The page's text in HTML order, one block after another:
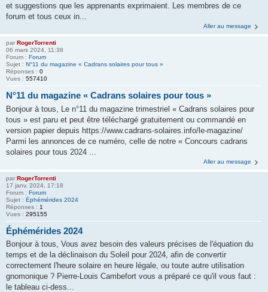
et suggestions que les apprenants exprimaient. Les membres de ce
forum et tous ceux in...
Aller au message
par RogerTorrenti
06 mars 2024, 11:38
Forum : Forum
Sujet : N°11 du magazine « Cadrans solaires pour tous »
Réponses : 0
Vues : 557410
N°11 du magazine « Cadrans solaires pour tous »
Bonjour à tous, Le n°11 du magazine trimestriel « Cadrans solaires pour
tous » est paru et peut être téléchargé gratuitement ou commandé en
version papier depuis https://www.cadrans-solaires.info/le-magazine/
Parmi les annonces de ce numéro, celle de notre « Concours cadrans
solaires pour tous 2024 ...
Aller au message
par RogerTorrenti
17 janv. 2024, 17:18
Forum : Forum
Sujet : Éphémérides 2024
Réponses : 1
Vues : 295155
Éphémérides 2024
Bonjour à tous, Vous avez besoin des valeurs précises de l'équation du
temps et de la déclinaison du Soleil pour 2024, afin de convertir
correctement l'heure solaire en heure légale, ou toute autre utilisation
gnomonique ? Pierre-Louis Cambefort vous a préparé ce qu'il vous faut :
le tableau ci-dess...